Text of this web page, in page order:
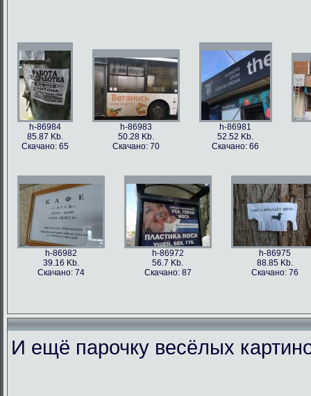
h-86984
85.87 Kb.
Скачано: 65
h-86983
50.28 Kb.
Скачано: 70
h-86981
52.52 Kb.
Скачано: 66
h-86982
39.16 Kb.
Скачано: 74
h-86972
56.7 Kb.
Скачано: 87
h-86975
88.85 Kb.
Скачано: 76
И ещё парочку весёлых